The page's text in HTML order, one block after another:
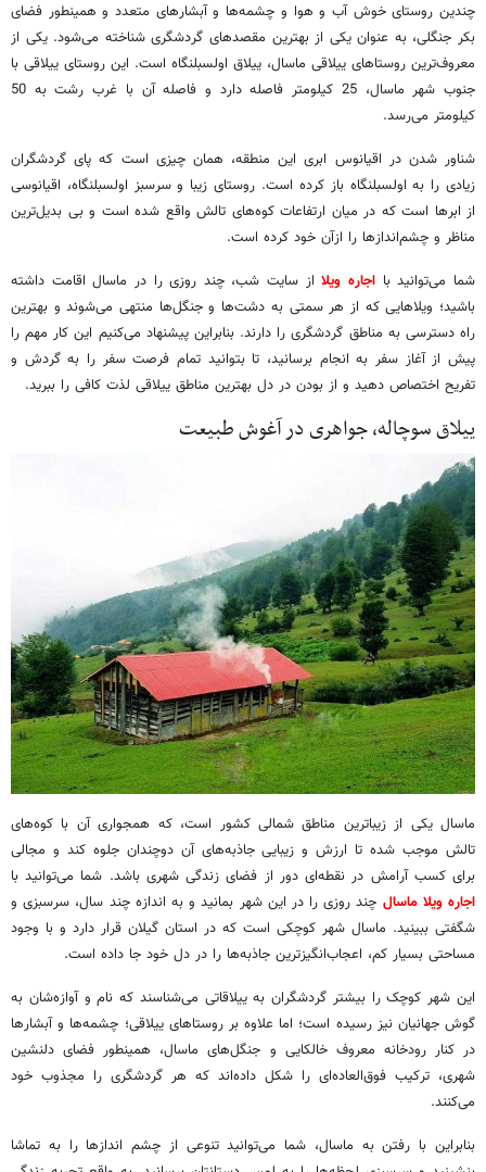
چندین روستای خوش آب و هوا و چشمه‌ها و آبشارهای متعدد و همینطور فضای
بکر جنگلی، به عنوان یکی از بهترین مقصدهای گردشگری شناخته می‌شود. یکی از
معروف‌ترین روستاهای ییلاقی ماسال، ییلاق اولسبلنگاه است. این روستای ییلاقی با
جنوب شهر ماسال، 25 کیلومتر فاصله دارد و فاصله آن با غرب رشت به 50
کیلومتر می‌رسد.
شناور شدن در اقیانوس ابری این منطقه، همان چیزی است که پای گردشگران
زیادی را به اولسبلنگاه باز کرده است. روستای زیبا و سرسبز اولسبلنگاه، اقیانوسی
از ابرها است که در میان ارتفاعات کوه‌های تالش واقع شده است و بی بدیل‌ترین
مناظر و چشم‌اندازها را ازآن خود کرده است.
شما می‌توانید با اجاره ویلااز سایت شب، چند روزی را در ماسال اقامت داشته
باشید؛ ویلاهایی که از هر سمتی به دشت‌ها و جنگل‌ها منتهی می‌شوند و بهترین
راه دسترسی به مناطق گردشگری را دارند. بنابراین پیشنهاد می‌کنیم این کار مهم را
پیش از آغاز سفر به انجام برسانید، تا بتوانید تمام فرصت سفر را به گردش و
تفریح اختصاص دهید و از بودن در دل بهترین مناطق ییلاقی لذت کافی را ببرید.
ییلاق سوچاله، جواهری در آغوش طبیعت
ماسال یکی از زیباترین مناطق شمالی کشور است، که همجواری آن با کوه‌های
تالش موجب شده تا ارزش و زیبایی‌ جاذبه‌های آن دوچندان جلوه کند و مجالی
برای کسب آرامش در نقطه‌ای دور از فضای زندگی شهری باشد. شما می‌توانید با
اجاره ویلا ماسال چند روزی را در این شهر بمانید و به اندازه چند سال، سرسبزی و
شگفتی ببینید. ماسال شهر کوچکی است که در استان گیلان قرار دارد و با وجود
مساحتی بسیار کم، اعجاب‌انگیزترین جاذبه‌ها را در دل خود جا داده است.
این شهر کوچک را بیشتر گردشگران به ییلاقاتی می‌شناسند که نام و آوازه‌شان به
گوش جهانیان نیز رسیده است؛ اما علاوه بر روستاهای ییلاقی؛ چشمه‌ها و آبشارها
در کنار رودخانه معروف خالکایی و جنگل‌های ماسال، همینطور فضای دلنشین
شهری، ترکیب فوق‌العاده‌ای را شکل داده‌اند که هر گردشگری را مجذوب خود
می‌کنند.
بنابراین با رفتن به ماسال، شما می‌توانید تنوعی از چشم اندازها را به تماشا